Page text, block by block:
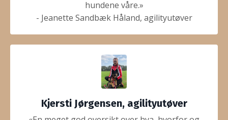
hundene våre.»
- Jeanette Sandbæk Håland, agilityutøver
Kjersti Jørgensen, agilityutøver